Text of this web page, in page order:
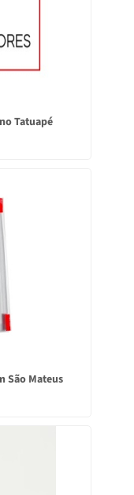
Tatuapé
São Mateus